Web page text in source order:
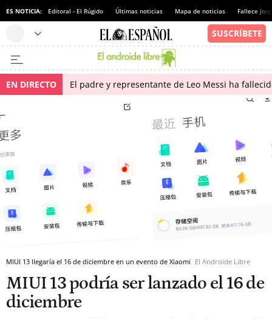
ES NOTICIA: Editoral - El Rúgido Últimas noticias Mapa de noticias Fallece
EN DIRECTO El padre y representante de Leo Messi ha
MIUI 13 llegaría el 16 de diciembre en un evento de Xiaomi El Androide Libre
MIUI 13 podría ser lanzado el 16 de
diciembre